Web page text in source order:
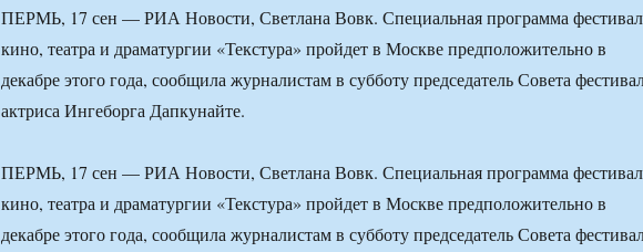
ПЕРМЬ, 17 сен — РИА Новости, Светлана Вовк. Специальная программа
кино, театра и драматургии «Текстура» пройдет в Москве предположительно в
декабре этого года, сообщила журналистам в субботу председатель Совета
актриса Ингеборга Дапкунайте.
ПЕРМЬ, 17 сен — РИА Новости, Светлана Вовк. Специальная программа
кино, театра и драматургии «Текстура» пройдет в Москве предположительно в
декабре этого года, сообщила журналистам в субботу председатель Совета